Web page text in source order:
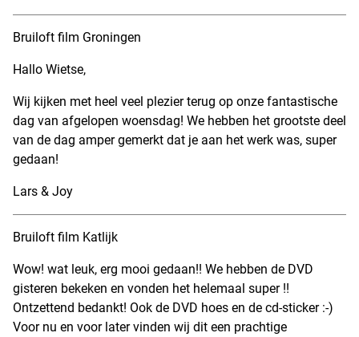
Bruiloft film Groningen
Hallo Wietse,
Wij kijken met heel veel plezier terug op onze fantastische
dag van afgelopen woensdag! We hebben het grootste deel
van de dag amper gemerkt dat je aan het werk was, super
gedaan!
Lars & Joy
Bruiloft film Katlijk
Wow! wat leuk, erg mooi gedaan!! We hebben de DVD
gisteren bekeken en vonden het helemaal super !!
Ontzettend bedankt! Ook de DVD hoes en de cd-sticker :-)
Voor nu en voor later vinden wij dit een prachtige